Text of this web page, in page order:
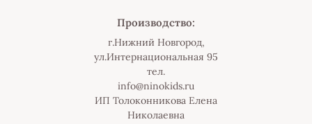
Производство:
г.Нижний Новгород,
ул.Интернациональная 95
тел.
info@ninokids.ru
ИП Толоконникова Елена
Николаевна